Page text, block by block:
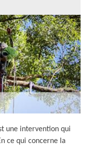
une intervention qui
ce qui concerne la